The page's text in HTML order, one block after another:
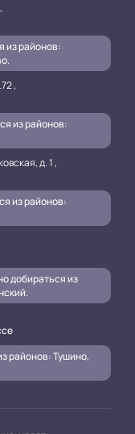
из районов:
,
из районов:
д. 1 ,
из районов:
добираться из
.
районов: Тушино,